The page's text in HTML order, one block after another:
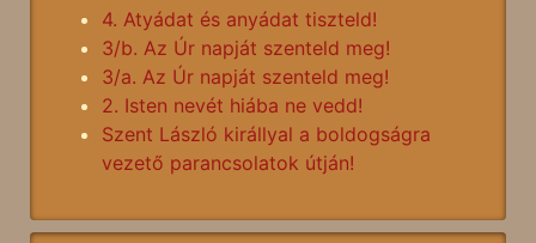
4. Atyádat és anyádat tiszteld!
3/b. Az Úr napját szenteld meg!
3/a. Az Úr napját szenteld meg!
2. Isten nevét hiába ne vedd!
Szent László királlyal a boldogságra
vezető parancsolatok útján!